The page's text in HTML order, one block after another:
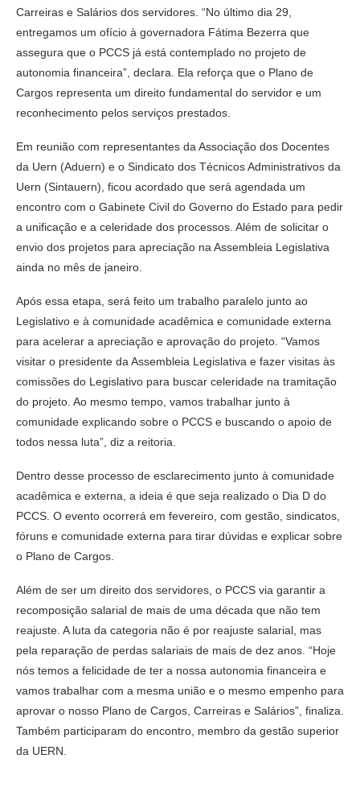
Carreiras e Salários dos servidores. “No último dia 29,
entregamos um ofício à governadora Fátima Bezerra que
assegura que o PCCS já está contemplado no projeto de
autonomia financeira”, declara. Ela reforça que o Plano de
Cargos representa um direito fundamental do servidor e um
reconhecimento pelos serviços prestados.
Em reunião com representantes da Associação dos Docentes
da Uern (Aduern) e o Sindicato dos Técnicos Administrativos da
Uern (Sintauern), ficou acordado que será agendada um
encontro com o Gabinete Civil do Governo do Estado para pedir
a unificação e a celeridade dos processos. Além de solicitar o
envio dos projetos para apreciação na Assembleia Legislativa
ainda no mês de janeiro.
Após essa etapa, será feito um trabalho paralelo junto ao
Legislativo e à comunidade acadêmica e comunidade externa
para acelerar a apreciação e aprovação do projeto. “Vamos
visitar o presidente da Assembleia Legislativa e fazer visitas às
comissões do Legislativo para buscar celeridade na tramitação
do projeto. Ao mesmo tempo, vamos trabalhar junto à
comunidade explicando sobre o PCCS e buscando o apoio de
todos nessa luta”, diz a reitoria.
Dentro desse processo de esclarecimento junto à comunidade
acadêmica e externa, a ideia é que seja realizado o Dia D do
PCCS. O evento ocorrerá em fevereiro, com gestão, sindicatos,
fóruns e comunidade externa para tirar dúvidas e explicar sobre
o Plano de Cargos.
Além de ser um direito dos servidores, o PCCS via garantir a
recomposição salarial de mais de uma década que não tem
reajuste. A luta da categoria não é por reajuste salarial, mas
pela reparação de perdas salariais de mais de dez anos. “Hoje
nós temos a felicidade de ter a nossa autonomia financeira e
vamos trabalhar com a mesma união e o mesmo empenho para
aprovar o nosso Plano de Cargos, Carreiras e Salários”, finaliza.
Também participaram do encontro, membro da gestão superior
da UERN.